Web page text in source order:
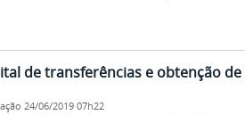
de transferências e obtenção
24/06/2019 07h22